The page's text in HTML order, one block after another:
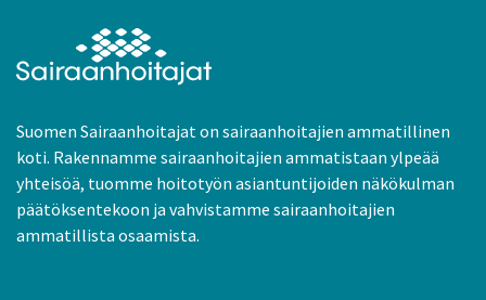
Suomen Sairaanhoitajat on sairaanhoitajien ammatillinen
koti. Rakennamme sairaanhoitajien ammatistaan ylpeää
yhteisöä, tuomme hoitotyön asiantuntijoiden näkökulman
päätöksentekoon ja vahvistamme sairaanhoitajien
ammatillista osaamista.